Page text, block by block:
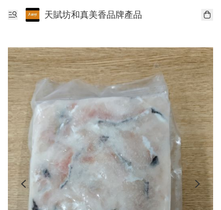
天賦坊和真美香品牌產品